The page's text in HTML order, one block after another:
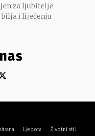
za ljubitelje
i liječenju
Ljepota Životni stil